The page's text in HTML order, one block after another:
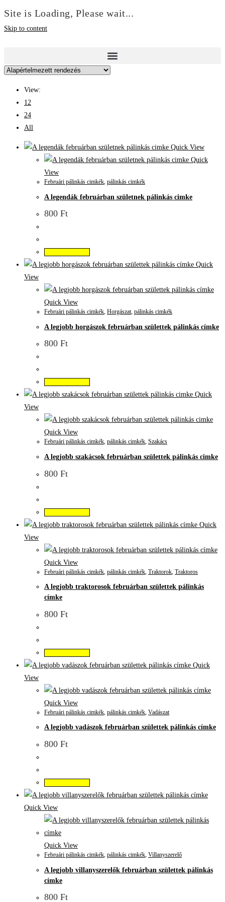
Site is Loading, Please wait...
Skip to content
View:
12
24
All
Quick View
Quick
View
Februári pálinkás cimkék, pálinkás cimkék
A legendák februárban születnek pálinkás cimke
800 Ft
Quick
View
Quick View
Februári pálinkás cimkék, Horgászat, pálinkás cimkék
A legjobb horgászok februárban születtek pálinkás címke
800 Ft
Quick
View
Quick View
Februári pálinkás cimkék, pálinkás cimkék, Szakács
A legjobb szakácsok februárban születtek pálinkás cimke
800 Ft
Quick
View
Quick View
Februári pálinkás cimkék pálinkás cimkék Traktorok Traktoros
A legjobb traktorosok februárban születtek pálinkás
címke
800 Ft
Quick
View
Quick View
Februári pálinkás cimkék, pálinkás cimkék, Vadászat
A legjobb vadászok februárban születtek pálinkás címke
800 Ft
Quick View
Quick View
Februári pálinkás cimkék, pálinkás cimkék, Villanyszerelő
A legjobb villanyszerelők februárban születtek pálinkás
címke
800 Ft